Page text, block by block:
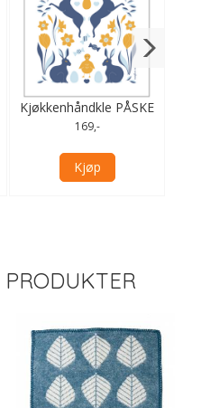
Kjøkkenhåndkle PÅSKE
gul
169,-
Kjøp
PRODUKTER